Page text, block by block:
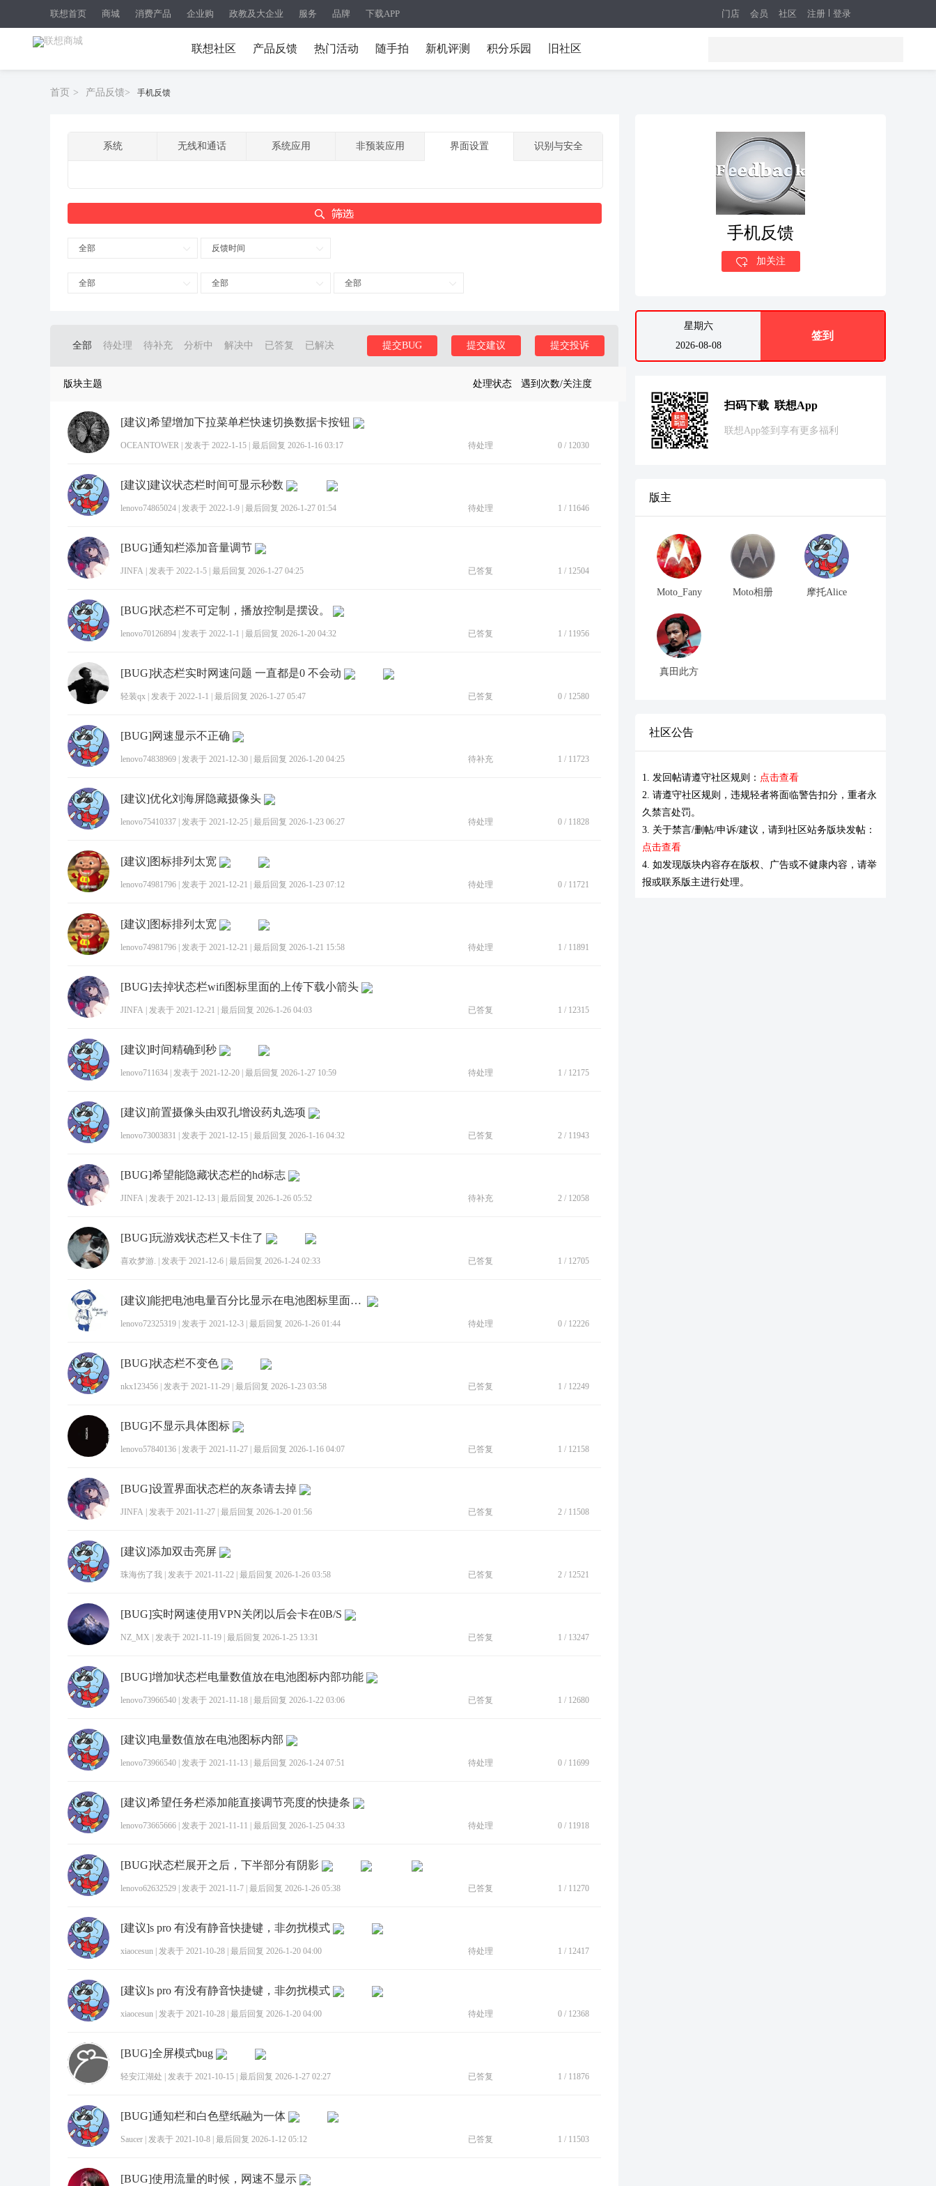
联想首页 商城 消费产品 企业购 政教及大企业 服务 品牌 下载APP 注册 登录
门店 会员 社区
联想社区 产品反馈 热门活动 随手拍 新机评测 积分乐园 旧社区
首页 > 产品反馈> 手机反馈
系统 无线和通话 系统应用 非预装应用 界面设置 识别与安全
全部 反馈时间
全部 全部 全部
全部 待处理 待补充 分析中 解决中 已答复 已解决 提交投诉
提交建议
提交BUG
版块主题 处理状态 遇到次数/关注度
[建议]希望增加下拉菜单栏快速切换数据卡按钮
OCEANTOWER 发表于 2022-1-15 最后回复 2026-1-16 03:17 待处理 0 / 12030
[建议]建议状态栏时间可显示秒数
lenovo74865024 发表于 2022-1-9 最后回复 2026-1-27 01:54 待处理 1 / 11646
[BUG]通知栏添加音量调节
JINFA 发表于 2022-1-5 最后回复 2026-1-27 04:25 已答复 1 / 12504
[BUG]状态栏不可定制，播放控制是摆设。
lenovo70126894 发表于 2022-1-1 最后回复 2026-1-20 04:32 已答复 1 / 11956
[BUG]状态栏实时网速问题 一直都是0 不会动
轻装qx 发表于 2022-1-1 最后回复 2026-1-27 05:47 已答复 0 / 12580
[BUG]网速显示不正确
lenovo74838969 发表于 2021-12-30 最后回复 2026-1-20 04:25 待补充 1 / 11723
[建议]优化刘海屏隐藏摄像头
lenovo75410337 发表于 2021-12-25 最后回复 2026-1-23 06:27 待处理 0 / 11828
[建议]图标排列太宽
lenovo74981796 发表于 2021-12-21 最后回复 2026-1-23 07:12 待处理 0 / 11721
[建议]图标排列太宽
lenovo74981796 发表于 2021-12-21 最后回复 2026-1-21 15:58 待处理 1 / 11891
[BUG]去掉状态栏wifi图标里面的上传下载小箭头
JINFA 发表于 2021-12-21 最后回复 2026-1-26 04:03 已答复 1 / 12315
[建议]时间精确到秒
lenovo711634 发表于 2021-12-20 最后回复 2026-1-27 10:59 待处理 1 / 12175
[建议]前置摄像头由双孔增设药丸选项
lenovo73003831 发表于 2021-12-15 最后回复 2026-1-16 04:32 已答复 2 / 11943
[BUG]希望能隐藏状态栏的hd标志
JINFA 发表于 2021-12-13 最后回复 2026-1-26 05:52 待补充 2 / 12058
[BUG]玩游戏状态栏又卡住了
喜欢梦游. 发表于 2021-12-6 最后回复 2026-1-24 02:33 已答复 1 / 12705
[建议]能把电池电量百分比显示在电池图标里面吗，单独一格显示出来看不惯。
lenovo72325319 发表于 2021-12-3 最后回复 2026-1-26 01:44 待处理 0 / 12226
[BUG]状态栏不变色
nkx123456 发表于 2021-11-29 最后回复 2026-1-23 03:58 已答复 1 / 12249
[BUG]不显示具体图标
lenovo57840136 发表于 2021-11-27 最后回复 2026-1-16 04:07 已答复 1 / 12158
[BUG]设置界面状态栏的灰条请去掉
JINFA 发表于 2021-11-27 最后回复 2026-1-20 01:56 已答复 2 / 11508
[建议]添加双击亮屏
珠海伤了我 发表于 2021-11-22 最后回复 2026-1-26 03:58 已答复 2 / 12521
[BUG]实时网速使用VPN关闭以后会卡在0B/S
NZ_MX 发表于 2021-11-19 最后回复 2026-1-25 13:31 已答复 1 / 13247
[BUG]增加状态栏电量数值放在电池图标内部功能
lenovo73966540 发表于 2021-11-18 最后回复 2026-1-22 03:06 已答复 1 / 12680
[建议]电量数值放在电池图标内部
lenovo73966540 发表于 2021-11-13 最后回复 2026-1-24 07:51 待处理 0 / 11699
[建议]希望任务栏添加能直接调节亮度的快捷条
lenovo73665666 发表于 2021-11-11 最后回复 2026-1-25 04:33 待处理 0 / 11918
[BUG]状态栏展开之后，下半部分有阴影
lenovo62632529 发表于 2021-11-7 最后回复 2026-1-26 05:38 已答复 1 / 11270
[建议]s pro 有没有静音快捷键，非勿扰模式
xiaocesun 发表于 2021-10-28 最后回复 2026-1-20 04:00 待处理 1 / 12417
[建议]s pro 有没有静音快捷键，非勿扰模式
xiaocesun 发表于 2021-10-28 最后回复 2026-1-20 04:00 待处理 0 / 12368
[BUG]全屏模式bug
轻安江湖处 发表于 2021-10-15 最后回复 2026-1-27 02:27 已答复 1 / 11876
[BUG]通知栏和白色壁纸融为一体
Saucer 发表于 2021-10-8 最后回复 2026-1-12 05:12 已答复 1 / 11503
[BUG]使用流量的时候，网速不显示
手机反馈
加关注
星期六
2026-08-08
签到
扫码下载 联想App
联想App签到享有更多福利
版主
Moto_Fany Moto相册 摩托Alice
真田此方
社区公告
1. 发回帖请遵守社区规则： 点击查看
2. 请遵守社区规则，违规轻者将面临警告扣分，重者永
久禁言处罚。
3. 关于禁言/删帖/申诉/建议，请到社区站务版块发帖：
点击查看
4. 如发现版块内容存在版权、广告或不健康内容，请举
报或联系版主进行处理。